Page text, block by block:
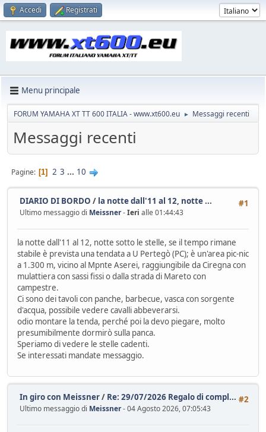
Accedi Registrati
Menu principale
FORUM YAMAHA XT TT 600 ITALIA - www.xt600.eu ► Messaggi recenti
Messaggi recenti
Pagine 1 2 3 ... 10
#1
DIARIO DI BORDO / la notte dall'11 al 12, notte ...
Ultimo messaggio di Meissner-Ieri alle 01:44:43
la notte dall'11 al 12, notte sotto le stelle, se il tempo rimane
stabile è prevista una tendata a U Pertegò (PC); è un'area pic-nic
a 1.300 m, vicino al Mpnte Aserei, raggiungibile da Ciregna con
mulattiera con sassi fissi o dalla strada di Mareto con
campestre.
Ci sono dei tavoli con panche, barbecue, vasca con sorgente
d'acqua, possibile vedere cavalli abbeverarsi.
odio montare la tenda, perché poi la devo piegare, molto
presumibilmente dormirò sulla panca.
Speriamo di vedere le stelle cadenti.
Se interessati mandate messaggio.
#2
In giro con Meissner/ Re: 29/07/2026 Regalo di compl...
Ultimo messaggio di Meissner- 04 Agosto 2026, 07:05:43